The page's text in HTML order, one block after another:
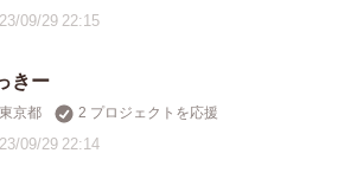
09/29 22:15
きー
東京都 2 プロジェクトを応援
09/29 22:14